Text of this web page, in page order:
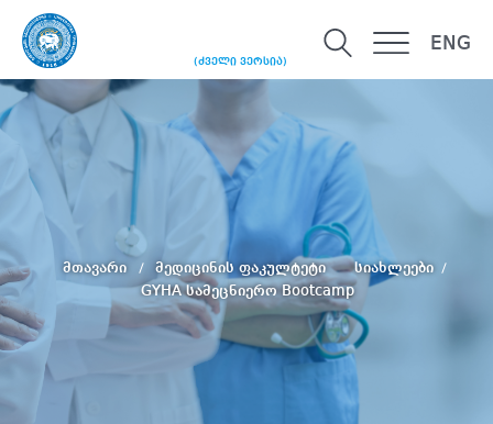
(ძველი ვერსია)
ENG
მთავარი მედიცინის ფაკულტეტი
სიახლეები
GYHA სამეცნიერო Bootcamp